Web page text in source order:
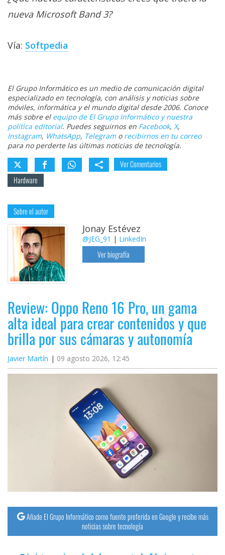
nueva Microsoft Band 3?
Vía: Softpedia
El Grupo Informático es un medio de comunicación digital
especializado en tecnología, con análisis y noticias sobre
móviles, informática y el mundo digital desde 2006. Conoce
más sobre el equipo de El Grupo Informático y nuestra
política editorial. Puedes seguirnos en Facebook, X,
Instagram, WhatsApp, Telegramo recibirnos en tu correo
para no perderte las últimas noticias de tecnología.
Ver Comentarios
Hardware
Sobre el autor
Jonay Estévez
@JEG_91 | LinkedIn
Ver biografía
Review: Oppo Reno 16 Pro, un gama
alta ideal para crear contenidos y que
brilla por sus cámaras y autonomía
Javier Martín 09 agosto 2026, 12:45
Añade El Grupo Informático como fuente preferida en Google y recibe más
noticias sobre tecnología